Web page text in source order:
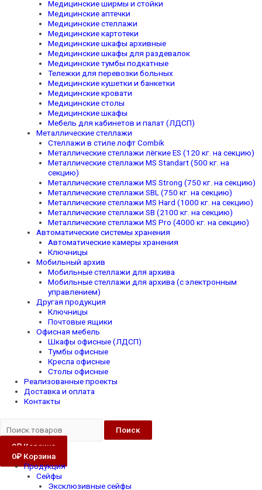
Медицинские ширмы и стойки
Медицинские аптечки
Медицинские стеллажи
Медицинские картотеки
Медицинские шкафы архивные
Медицинские шкафы для раздевалок
Медицинские тумбы подкатные
Тележки для перевозки больных
Медицинские кушетки и банкетки
Медицинские кровати
Медицинские столы
Медицинские шкафы
Мебель для кабинетов и палат (ЛДСП)
Металлические стеллажи
Стеллажи в стиле лофт Combik
Металлические стеллажи лёгкие ES (120 кг. на секцию)
Металлические стеллажи MS Standart (500 кг. на
секцию)
Металлические стеллажи MS Strong (750 кг. на секцию)
Металлические стеллажи SBL (750 кг. на секцию)
Металлические стеллажи MS Hard (1000 кг. на секцию)
Металлические стеллажи SB (2100 кг. на секцию)
Металлические стеллажи MS Pro (4000 кг. на секцию)
Автоматические системы хранения
Автоматические камеры хранения
Ключницы
Мобильный архив
Мобильные стеллажи для архива
Мобильные стеллажи для архива (с электронным
управлением)
Другая продукция
Ключницы
Почтовые ящики
Офисная мебель
Шкафы офисные (ЛДСП)
Тумбы офисные
Кресла офисные
Столы офисные
Реализованные проекты
Доставка и оплата
Контакты
Поиск
0₽ Корзина
0₽ Корзина
Продукция
Сейфы
Эксклюзивные сейфы